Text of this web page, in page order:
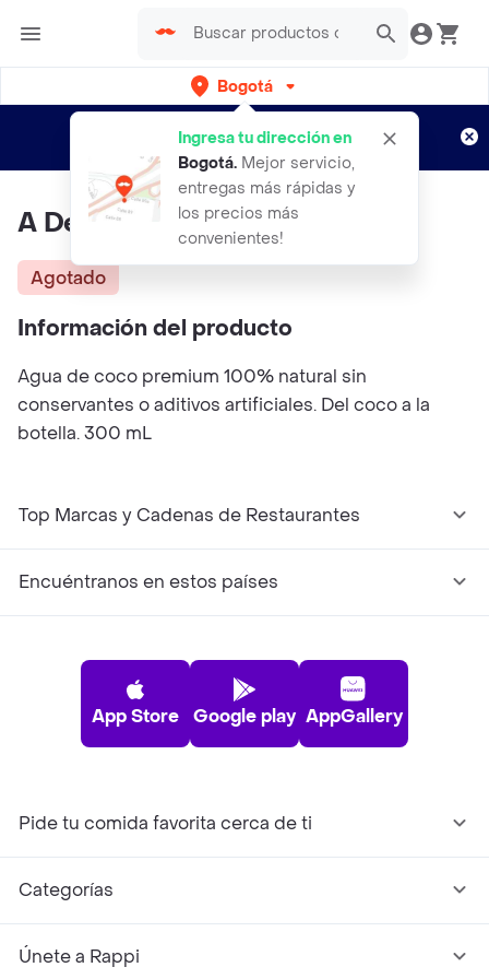
Bogotá
Ingresa tu dirección en
Bogotá. Mejor servicio,
entregas más rápidas y
los precios más
convenientes!
envíos gratis por semanas
Aplican TyC
A De Coco Noba Agua
Agotado
Información del producto
Agua de coco premium 100% natural sin
conservantes o aditivos artificiales. Del coco a la
botella. 300 mL
Top Marcas y Cadenas de Restaurantes
Encuéntranos en estos países
App Store Google play AppGallery
Pide tu comida favorita cerca de ti
Categorías
Únete a Rappi